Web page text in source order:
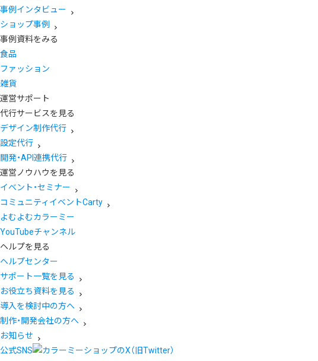
事例インタビュー
ショップ事例
事例資料をみる
食品
ファッション
雑貨
運営サポート
代行サービスを見る
デザイン制作代行
設定代行
開発・API連携代行
運営ノウハウを見る
イベント・セミナー
コミュニティイベントCarty
よむよむカラーミー
YouTubeチャンネル
ヘルプを見る
ヘルプセンター
サポート一覧を見る
お役立ち資料を見る
導入を検討中の方へ
制作・開発会社の方へ
お知らせ
公式SNS